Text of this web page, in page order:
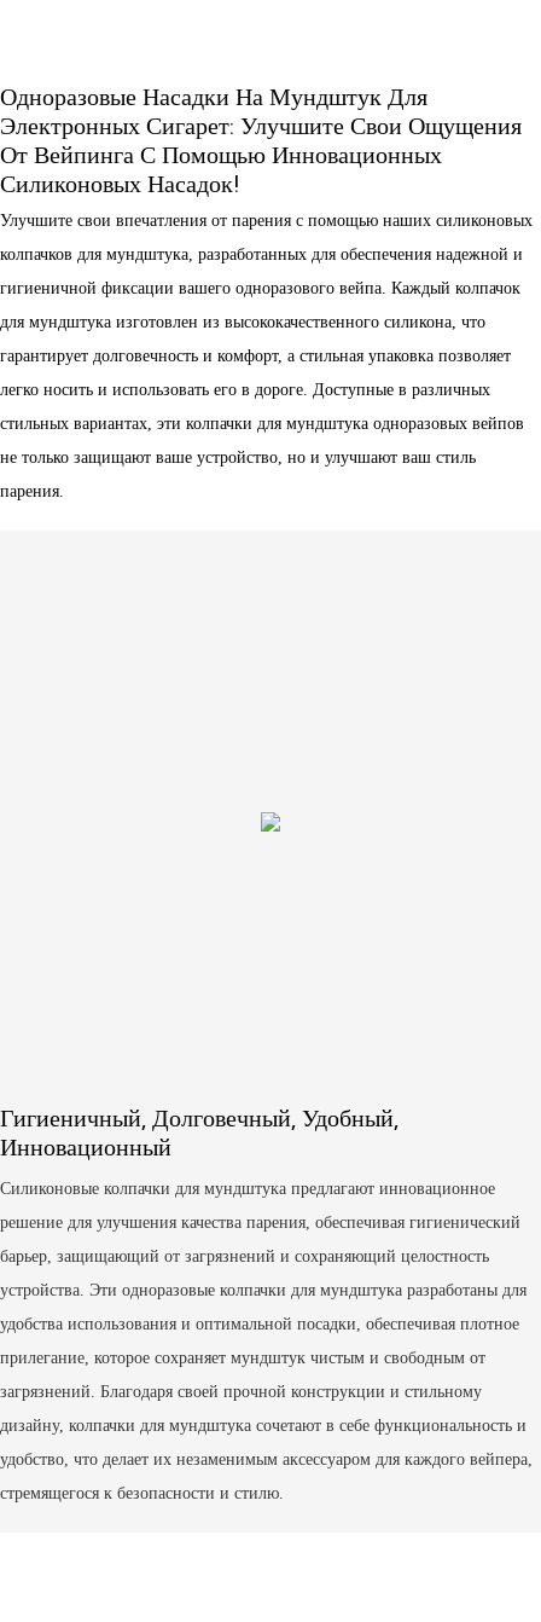
Одноразовые Насадки На Мундштук Для
Электронных Сигарет: Улучшите Свои Ощущения
От Вейпинга С Помощью Инновационных
Силиконовых Насадок!
Улучшите свои впечатления от парения с помощью наших силиконовых
колпачков для мундштука, разработанных для обеспечения надежной и
гигиеничной фиксации вашего одноразового вейпа. Каждый колпачок
для мундштука изготовлен из высококачественного силикона, что
гарантирует долговечность и комфорт, а стильная упаковка позволяет
легко носить и использовать его в дороге. Доступные в различных
стильных вариантах, эти колпачки для мундштука одноразовых вейпов
не только защищают ваше устройство, но и улучшают ваш стиль
парения.
Гигиеничный, Долговечный, Удобный,
Инновационный
Силиконовые колпачки для мундштука предлагают инновационное
решение для улучшения качества парения, обеспечивая гигиенический
барьер, защищающий от загрязнений и сохраняющий целостность
устройства. Эти одноразовые колпачки для мундштука разработаны для
удобства использования и оптимальной посадки, обеспечивая плотное
прилегание, которое сохраняет мундштук чистым и свободным от
загрязнений. Благодаря своей прочной конструкции и стильному
дизайну, колпачки для мундштука сочетают в себе функциональность и
удобство, что делает их незаменимым аксессуаром для каждого вейпера,
стремящегося к безопасности и стилю.